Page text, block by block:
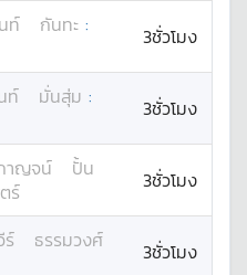
ท์ กันทะ :
3ชั่วโมง
ท์ มั่นสุ่ม :
3ชั่วโมง
าญจน์
ปั้น
ร์ 3ชั่วโมง
ร์
ธรรมวงศ์
3ชั่วโมง